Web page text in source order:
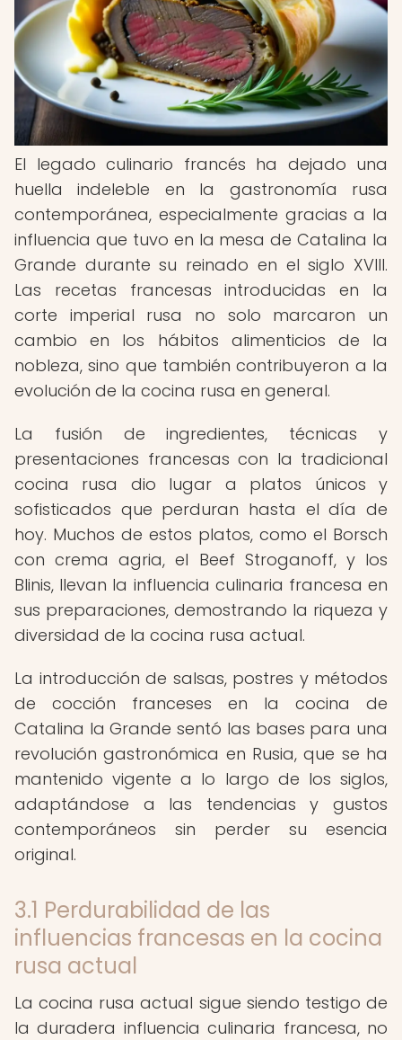
El legado culinario francés ha dejado una
huella indeleble en la gastronomía rusa
contemporánea, especialmente gracias a la
influencia que tuvo en la mesa de Catalina la
Grande durante su reinado en el siglo XVIII.
Las recetas francesas introducidas en la
corte imperial rusa no solo marcaron un
cambio en los hábitos alimenticios de la
nobleza, sino que también contribuyeron a la
evolución de la cocina rusa en general.
La fusión de ingredientes, técnicas y
presentaciones francesas con la tradicional
cocina rusa dio lugar a platos únicos y
sofisticados que perduran hasta el día de
hoy. Muchos de estos platos, como el Borsch
con crema agria, el Beef Stroganoff, y los
Blinis, llevan la influencia culinaria francesa en
sus preparaciones, demostrando la riqueza y
diversidad de la cocina rusa actual.
La introducción de salsas, postres y métodos
de cocción franceses en la cocina de
Catalina la Grande sentó las bases para una
revolución gastronómica en Rusia, que se ha
mantenido vigente a lo largo de los siglos,
adaptándose a las tendencias y gustos
contemporáneos sin perder su esencia
original.
3.1 Perdurabilidad de las
influencias francesas en la cocina
rusa actual
La cocina rusa actual sigue siendo testigo de
la duradera influencia culinaria francesa, no